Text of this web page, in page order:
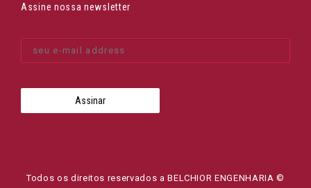
Assine nossa newsletter
Todos os direitos reservados a BELCHIOR ENGENHARIA ©